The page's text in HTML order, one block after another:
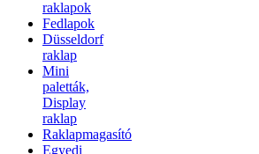
raklapok
Fedlapok
Düsseldorf
raklap
Mini
paletták,
Display
raklap
Raklapmagasító
Egyedi